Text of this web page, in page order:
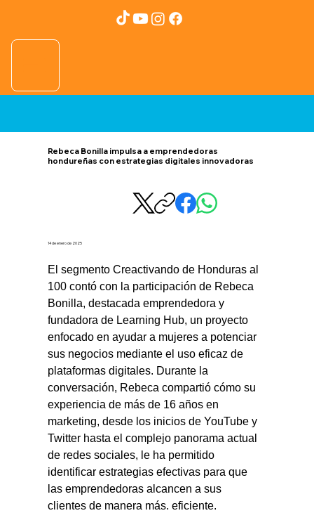
Rebeca Bonilla impulsa a emprendedoras
hondureñas con estrategias digitales innovadoras
14 de enero de 2025
El segmento Creactivando de Honduras al
100 contó con la participación de Rebeca
Bonilla, destacada emprendedora y
fundadora de Learning Hub, un proyecto
enfocado en ayudar a mujeres a potenciar
sus negocios mediante el uso eficaz de
plataformas digitales. Durante la
conversación, Rebeca compartió cómo su
experiencia de más de 16 años en
marketing, desde los inicios de YouTube y
Twitter hasta el complejo panorama actual
de redes sociales, le ha permitido
identificar estrategias efectivas para que
las emprendedoras alcancen a sus
clientes de manera más. eficiente.